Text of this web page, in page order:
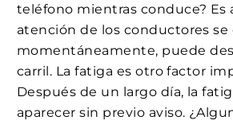
teléfono mientras conduce? Es
atención de los conductores se
momentáneamente, puede
carril. La fatiga es otro factor
Después de un largo día, la
aparecer sin previo aviso.